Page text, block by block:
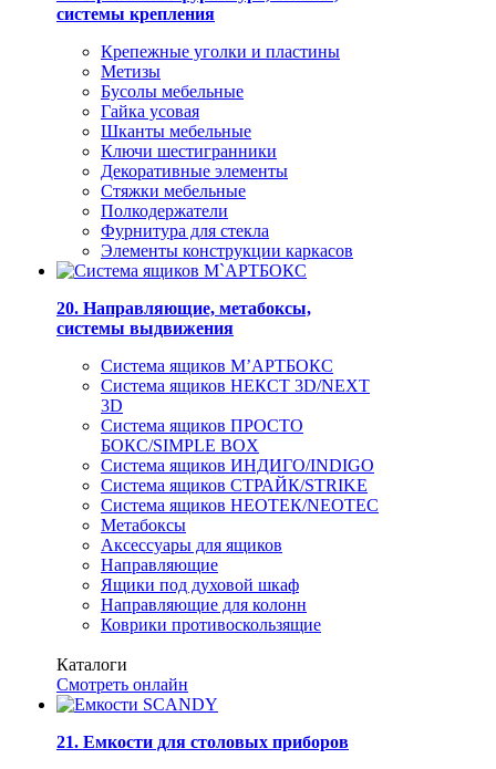
системы крепления
Крепежные уголки и пластины
Метизы
Бусолы мебельные
Гайка усовая
Шканты мебельные
Ключи шестигранники
Декоративные элементы
Стяжки мебельные
Полкодержатели
Фурнитура для стекла
Элементы конструкции каркасов
20. Направляющие, метабоксы,
системы выдвижения
Система ящиков М’АРТБОКС
Система ящиков НЕКСТ 3D/NEXT
3D
Система ящиков ПРОСТО
БОКС/SIMPLE BOX
Система ящиков ИНДИГО/INDIGO
Система ящиков СТРАЙК/STRIKE
Система ящиков НЕОТЕК/NEOTEC
Метабоксы
Аксессуары для ящиков
Направляющие
Ящики под духовой шкаф
Направляющие для колонн
Коврики противоскользящие
Каталоги
Смотреть онлайн
21. Емкости для столовых приборов